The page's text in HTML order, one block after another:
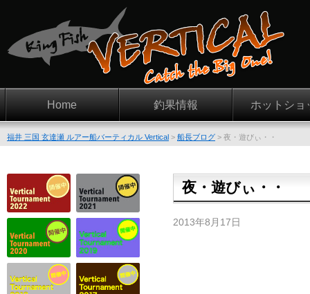
Home 釣果情報 ホットショ
福井 三国 玄達瀬 ルアー船バーティカル Vertical > 船長ブログ > 夜・遊びぃ・・
夜・遊びぃ・・
2013年8月17日